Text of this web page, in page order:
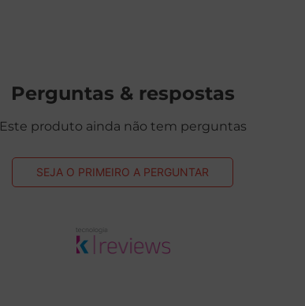
Perguntas & respostas
Este produto ainda não tem perguntas
SEJA O PRIMEIRO A PERGUNTAR